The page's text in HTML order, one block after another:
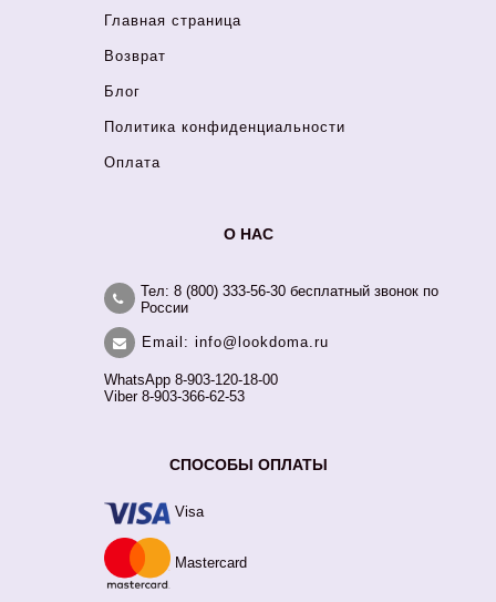
Главная страница
Возврат
Блог
Политика конфиденциальности
Оплата
О НАС
Тел: 8 (800) 333-56-30 бесплатный звонок по
России
Email: info@lookdoma.ru
WhatsApp 8-903-120-18-00
Viber 8-903-366-62-53
СПОСОБЫ ОПЛАТЫ
Visa
Mastercard